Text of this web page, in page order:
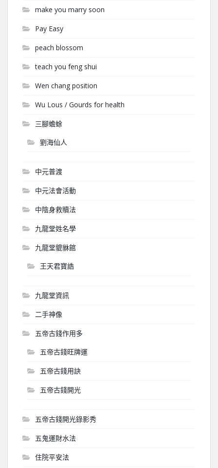
make you marry soon
Pay Easy
peach blossom
teach you feng shui
Wen chang position
Wu Lous / Gourds for health
三腳蟾蜍
劉海仙人
中元普渡
中元法會活動
中陰身救贖法
九龍堂姓名學
九龍堂貔貅館
王天君寶誥
九龍堂資訊
二手神像
五帝古錢作用多
五帝古錢旺牌運
五帝古錢用訣
五帝古錢開光
五帝古錢開光錄影秀
五鬼運財水法
住院平安法